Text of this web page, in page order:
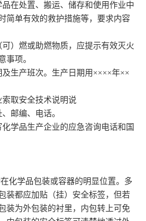
品在处置、搬运、储存和使用作业中
简单有效的救护措施等，要求内容
可）燃或助燃物质，应提示有效灭火
事项。
及生产班次。生产日期用××××年××
索取安全技术说明说
邮编、电话。
化学品生产企业的应急咨询电话和国
化学品包装或容器的明显位置。多
装都应加贴（挂）安全标签，但若
装为外包装的衬里，内包转上可免